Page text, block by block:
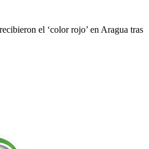
el ‘color rojo’ en Aragua tras